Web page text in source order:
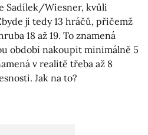
Sadílek/Wiesner, kvůli
jí tedy 13 hráčů, přičemž
18 až 19. To znamená
období nakoupit minimálně 5
v realitě třeba až 8
Jak na to?